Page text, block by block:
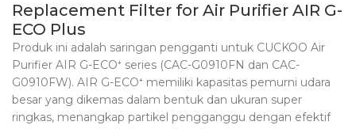
Replacement Filter for Air Purifier AIR G-
ECO Plus
Produk ini adalah saringan pengganti untuk CUCKOO Air
Purifier AIR G-ECO⁺ series (CAC-G0910FN dan CAC-
G0910FW). AIR G-ECO⁺ memiliki kapasitas pemurni udara
besar yang dikemas dalam bentuk dan ukuran super
ringkas, menangkap partikel pengganggu dengan efektif